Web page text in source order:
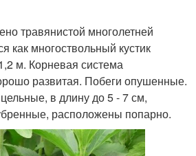
травянистой многолетней
как многоствольный кустик
м. Корневая система
развитая. Побеги опушенные.
в длину до 5 - 7 см,
расположены попарно.